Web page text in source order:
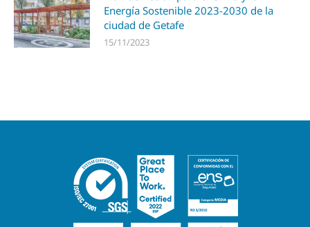
Energía Sostenible 2023-2030 de la
ciudad de Getafe
15/11/2023